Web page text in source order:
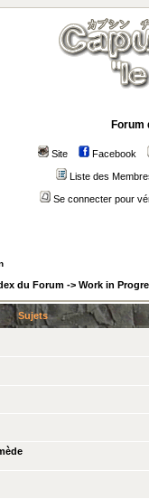
Forum
Site Facebook
Liste des
Se connecter pour
du Forum -> Work in
Sujets